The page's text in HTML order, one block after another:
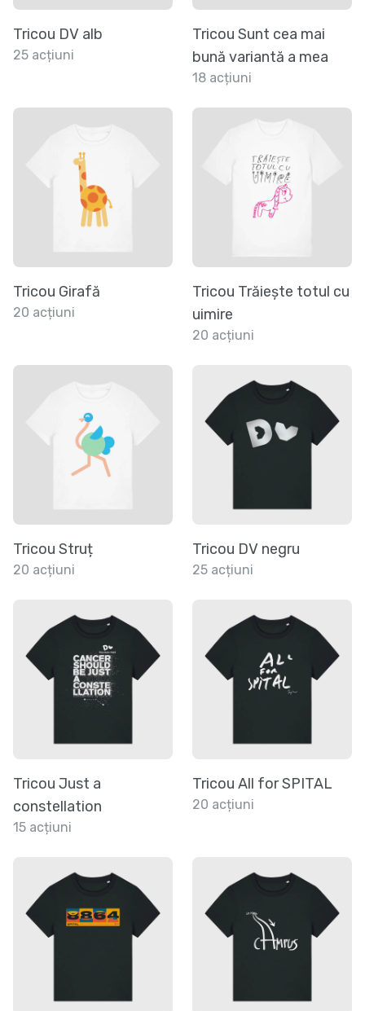
Tricou DV alb
25 acțiuni
Tricou Sunt cea mai
bună variantă a mea
18 acțiuni
Tricou Girafă
20 acțiuni
Tricou Trăiește totul cu
uimire
20 acțiuni
Tricou Struț
20 acțiuni
Tricou DV negru
25 acțiuni
Tricou Just a
constellation
15 acțiuni
Tricou All for SPITAL
20 acțiuni